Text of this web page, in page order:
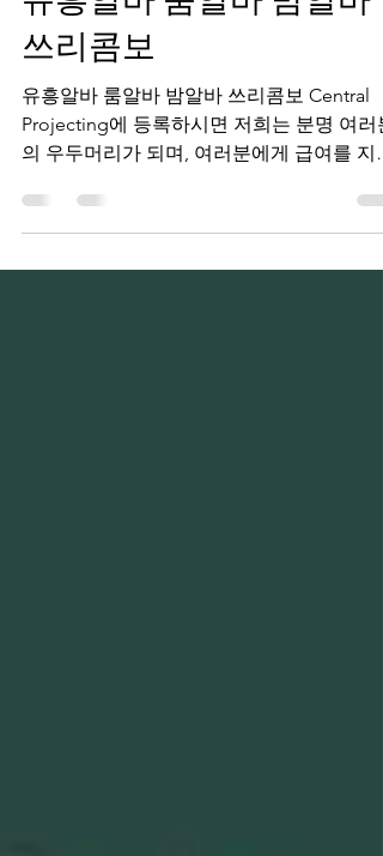
2025년 9월 2일
5분 분량
유흥알바 룸알바 밤알바
쓰리콤보
유흥알바 룸알바 밤알바 쓰리콤보 Central
Projecting에 등록하시면 저희는 분명 여러
게 됩니다. 무대 뒤에서 연기하는 포지션이라